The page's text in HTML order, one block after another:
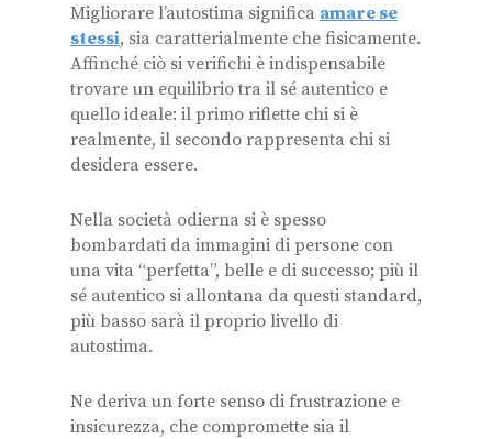
Migliorare l’autostima significa amare se
stessi, sia caratterialmente che fisicamente.
Affinché ciò si verifichi è indispensabile
trovare un equilibrio tra il sé autentico e
quello ideale: il primo riflette chi si è
realmente, il secondo rappresenta chi si
desidera essere.
Nella società odierna si è spesso
bombardati da immagini di persone con
una vita “perfetta”, belle e di successo; più il
sé autentico si allontana da questi standard,
più basso sarà il proprio livello di
autostima.
Ne deriva un forte senso di frustrazione e
insicurezza, che compromette sia il